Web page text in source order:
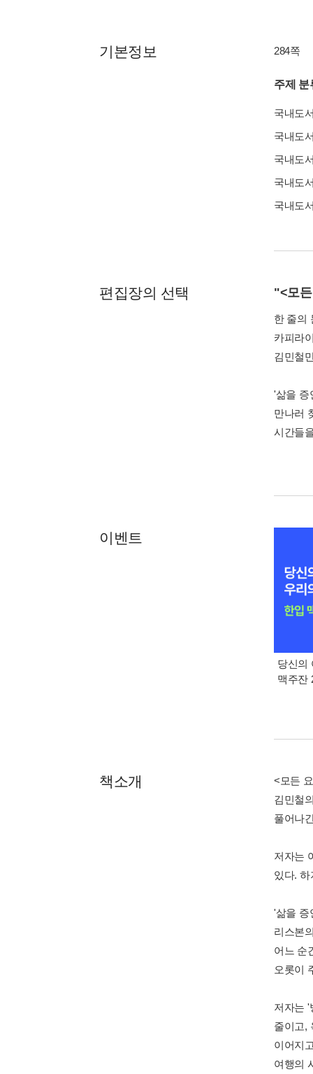
기본정보 284쪽
주제 분
국내도
국내도
국내도
국내도
국내도
편집장의 선택 "<모
한 줄의
카피라
김민철
'삶을 증
만나러
시간들
이벤트
당신의
맥주잔
책소개
<모든
김민철
풀어나
저자는
있다.
'삶을 증
리스본
어느 순
오롯이
저자는 '
줄이고,
이어지
여행의